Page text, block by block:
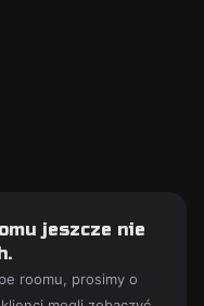
jeszcze nie
roomu, prosimy o